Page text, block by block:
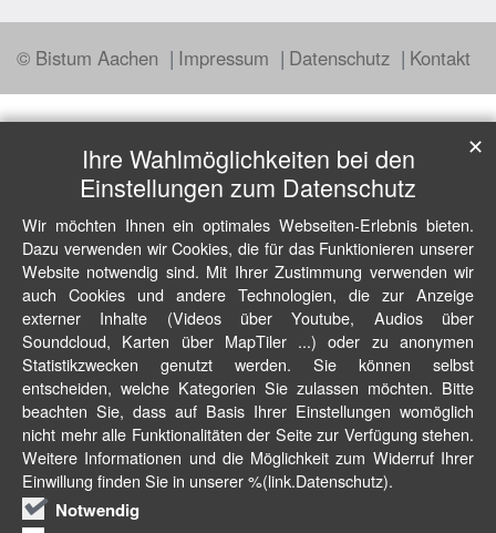
© Bistum Aachen Impressum Datenschutz Kontakt
Ihre Wahlmöglichkeiten bei den
Einstellungen zum Datenschutz
Wir möchten Ihnen ein optimales Webseiten-Erlebnis bieten.
Dazu verwenden wir Cookies, die für das Funktionieren unserer
Website notwendig sind. Mit Ihrer Zustimmung verwenden wir
auch Cookies und andere Technologien, die zur Anzeige
externer Inhalte (Videos über Youtube, Audios über
Soundcloud, Karten über MapTiler ...) oder zu anonymen
Statistikzwecken genutzt werden. Sie können selbst
entscheiden, welche Kategorien Sie zulassen möchten. Bitte
beachten Sie, dass auf Basis Ihrer Einstellungen womöglich
nicht mehr alle Funktionalitäten der Seite zur Verfügung stehen.
Weitere Informationen und die Möglichkeit zum Widerruf Ihrer
Einwillung finden Sie in unserer %(link.Datenschutz).
Notwendig
✕